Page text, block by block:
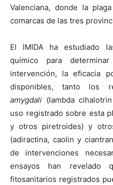
Valenciana, donde la
comarcas de las tres
El IMIDA ha estudiado
químico para
intervención, la eficacia
disponibles, tanto los
amygdali (lambda
uso registrado sobre esta
y otros piretroides) y
(adiractina, caolin y
de intervenciones
ensayos han revelado
fitosanitarios registrados